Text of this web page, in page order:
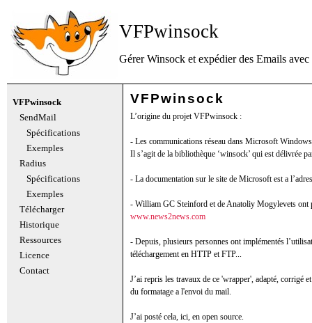
VFPwinsock
Gérer Winsock et expédier des Emails avec
VFPwinsock
SendMail
Spécifications
Exemples
Radius
Spécifications
Exemples
Télécharger
Historique
Ressources
Licence
Contact
VFPwinsock
L’origine du projet VFPwinsock :
- Les communications réseau dans Microsoft
Il s’agit de la bibliothèque ‘winsock’ qui est délivrée
- La documentation sur le site de Microsoft est a
- William GC Steinford et de Anatoliy Mogylevets ont
www.news2news.com
- Depuis, plusieurs personnes ont implémentés
téléchargement en HTTP et FTP...
J’ai repris les travaux de ce 'wrapper', adapté, corrigé
du formatage a l'envoi du mail.
J’ai posté cela, ici, en open source.